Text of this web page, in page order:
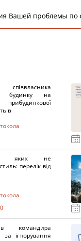
Вашей проблемы по
будинку на
в
яких не
перелік від
0
командира
за ігнорування